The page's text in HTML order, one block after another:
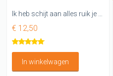
€ 12,50
In winkelwagen